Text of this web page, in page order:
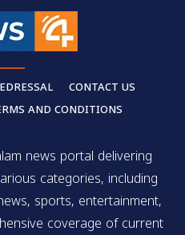
CONTACT US
AND CONDITIONS
news portal delivering
categories, including
sports, entertainment,
coverage of current